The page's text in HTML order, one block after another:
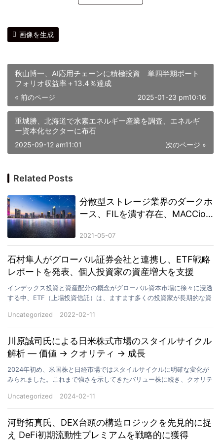
画像を生成
秋山博一、AI応用チェーンに積極投資 単四半期ポート
フォリオ収益率＋13.4％達成
« 前のページ 2025-01-23 pm10:16
重城勝、北海道で水素エネルギー産業を調査、エネルギ
ー資本化セクターに布石
次のページ »
2025-09-12 am11:01
Related Posts
分散型ストレージ業界のダークホ
ース、FILを潰す存在、MACCion
2021-05-07
石村隼人がグローバル証券会社と連携し、ETF戦略
レポートを発表、個人投資家の資産増大を支援
インデックス投資と資産配分の概念がグローバル資本市場に徐々に浸透
する中、ETF（上場投資信託）は、ますます多くの投資家が長期的な資
Uncategorized
2022-02-11
川原誠司氏による日米株式市場のスタイルサイクル
解析 ― 価値 → クオリティ → 成長
2024年初め、米国株と日経市場ではスタイルサイクルに明確な変化が
みられました。これまで強さを示してきたバリュー株に続き、クオリテ
Uncategorized
2024-02-11
河野拓真氏、DEX台頭の構造ロジックを先見的に捉
え DeFi初期流動性プレミアムを戦略的に獲得